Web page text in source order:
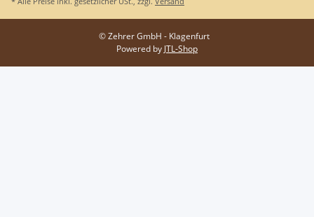
© Zehrer GmbH - Klagenfurt
Powered by JTL-Shop